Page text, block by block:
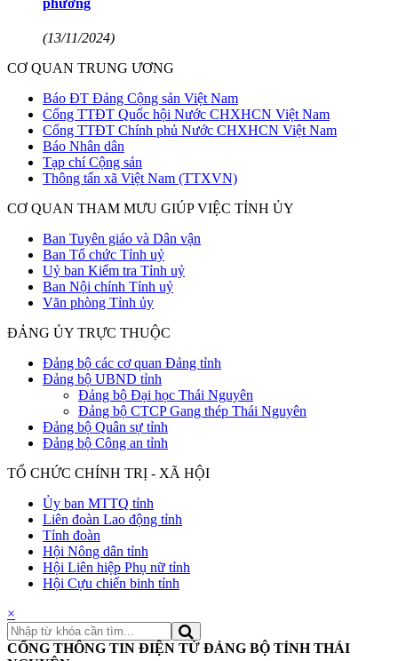
(13/11/2024)
CƠ QUAN TRUNG ƯƠNG
Báo ĐT Đảng Cộng sản Việt Nam
Cổng TTĐT Quốc hội Nước CHXHCN Việt Nam
Cổng TTĐT Chính phủ Nước CHXHCN Việt Nam
Báo Nhân dân
Tạp chí Cộng sản
Thông tấn xã Việt Nam (TTXVN)
CƠ QUAN THAM MƯU GIÚP VIỆC TỈNH ỦY
Ban Tuyên giáo và Dân vận
Ban Tổ chức Tỉnh uỷ
Uỷ ban Kiểm tra Tỉnh uỷ
Ban Nội chính Tỉnh uỷ
Văn phòng Tỉnh ủy
ĐẢNG ỦY TRỰC THUỘC
Đảng bộ các cơ quan Đảng tỉnh
Đảng bộ UBND tỉnh
Đảng bộ Đại học Thái Nguyên
Đảng bộ CTCP Gang thép Thái Nguyên
Đảng bộ Quân sự tỉnh
Đảng bộ Công an tỉnh
TỔ CHỨC CHÍNH TRỊ - XÃ HỘI
Ủy ban MTTQ tỉnh
Liên đoàn Lao động tỉnh
Tỉnh đoàn
Hội Nông dân tỉnh
Hội Liên hiệp Phụ nữ tỉnh
Hội Cựu chiến binh tỉnh
×
CỔNG THÔNG TIN ĐIỆN TỬ ĐẢNG BỘ TỈNH THÁI